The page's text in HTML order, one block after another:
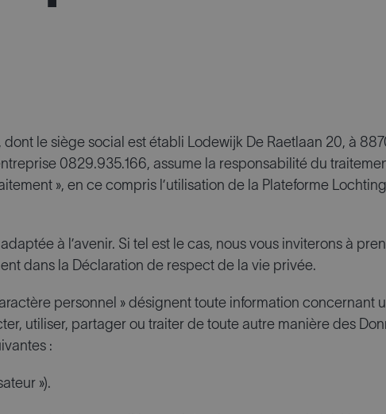
dont le siège social est établi Lodewijk De Raetlaan 20, à
0829.935.166, assume la responsabilité du
», en ce compris l’utilisation de la Plateforme Lochting
à l’avenir. Si tel est le cas, nous vous inviterons à
dans la Déclaration de respect de la vie privée.
personnel » désignent toute information concernant
utiliser, partager ou traiter de toute autre manière des
:
»).